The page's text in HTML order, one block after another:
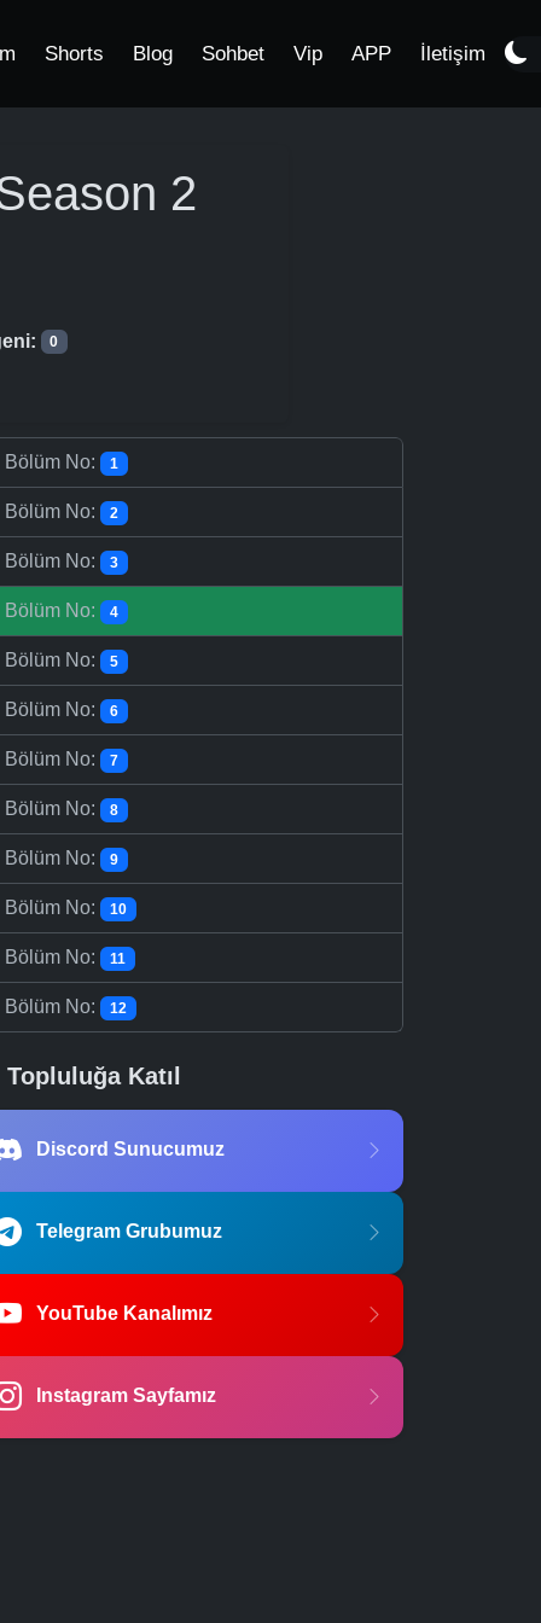
Shorts Blog Sohbet Vip APP İletişim
2
0
Bölüm No: 1
Bölüm No: 2
Bölüm No: 3
Bölüm No: 4
Bölüm No: 5
Bölüm No: 6
Bölüm No: 7
Bölüm No: 8
Bölüm No: 9
Bölüm No: 10
Bölüm No: 11
Bölüm No: 12
Topluluğa Katıl
Discord Sunucumuz
Telegram Grubumuz
YouTube Kanalımız
Instagram Sayfamız